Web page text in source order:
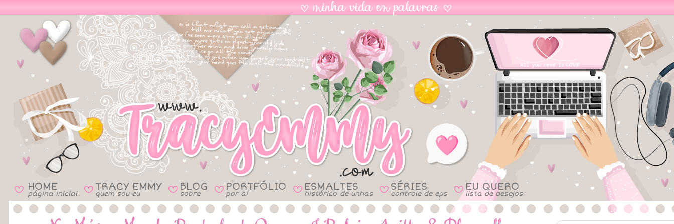
B HOME
página inicial B TRACY EMMY
quem sou eu B BLOG
sobre B PORTFÓLIO
por aí B ESMALTES
histórico de unhas B SÉRIES
controle de eps B EU QUERO
lista de desejos